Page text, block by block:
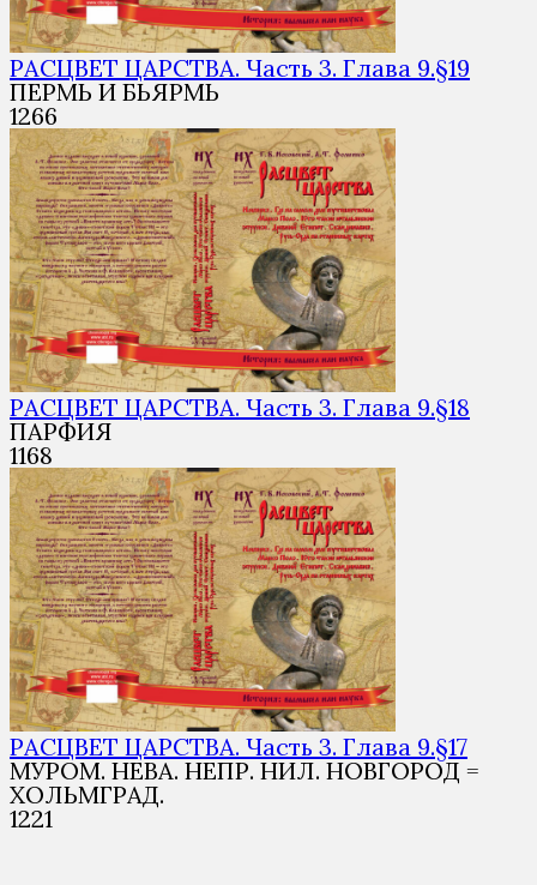
РАСЦВЕТ ЦАРСТВА. Часть 3. Глава 9.§19
ПЕРМЬ И БЬЯРМЬ
1266
РАСЦВЕТ ЦАРСТВА. Часть 3. Глава 9.§18
ПАРФИЯ
1168
РАСЦВЕТ ЦАРСТВА. Часть 3. Глава 9.§17
МУРОМ. НЕВА. НЕПР. НИЛ. НОВГОРОД =
ХОЛЬМГРАД.
1221